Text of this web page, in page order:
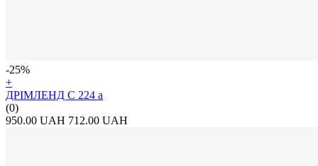
-25%
+
ДРІМЛЕНД С 224 а
(0)
950.00 UAH 712.00 UAH